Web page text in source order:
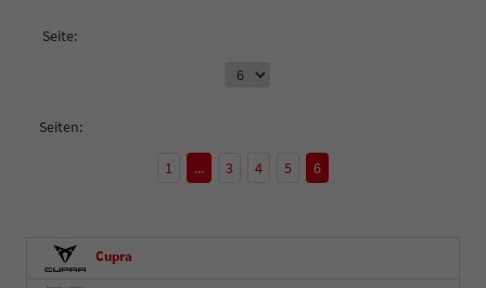
Seite:
Seiten:
1 ... 3 4 5 6
Cupra